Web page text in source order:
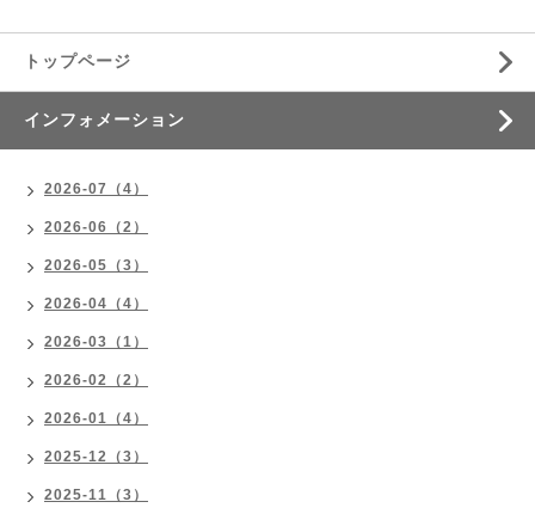
トップページ
インフォメーション
2026-07（4）
2026-06（2）
2026-05（3）
2026-04（4）
2026-03（1）
2026-02（2）
2026-01（4）
2025-12（3）
2025-11（3）